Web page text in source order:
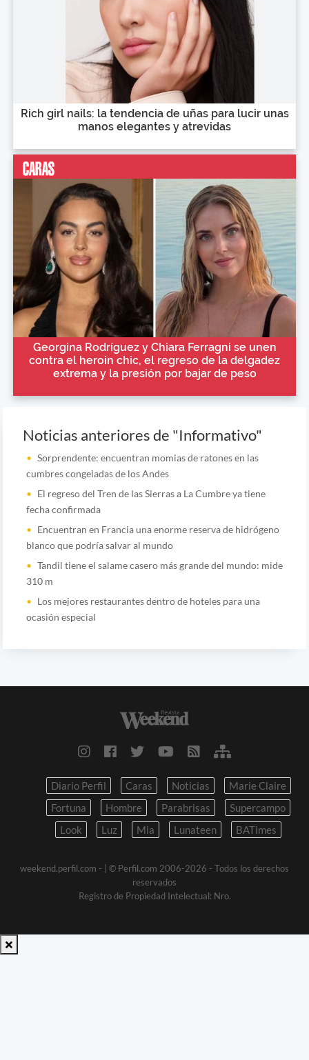
Rich girl nails: la tendencia de uñas para lucir unas
manos elegantes y atrevidas
Georgina Rodríguez y Chiara Ferragni se unen
contra el heroin chic, el regreso de la delgadez
extrema y la presión por bajar de peso
Noticias anteriores de "Informativo"
Sorprendente: encuentran momias de ratones en las
cumbres congeladas de los Andes
El regreso del Tren de las Sierras a La Cumbre ya tiene
fecha confirmada
Encuentran en Francia una enorme reserva de hidrógeno
blanco que podría salvar al mundo
Tandil tiene el salame casero más grande del mundo: mide
310 m
Los mejores restaurantes dentro de hoteles para una
ocasión especial
Diario Perfil Caras Noticias
Marie Claire
Fortuna
Hombre Parabrisas
Supercampo
Look
Luz Mia Lunateen BATimes
weekend.perfil.com -
| © Perfil.com 2006-2026 - Todos los derechos
reservados
Registro de Propiedad Intelectual: Nro.